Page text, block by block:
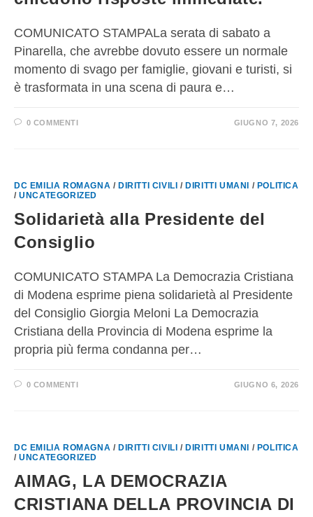
COMUNICATO STAMPALa serata di sabato a
Pinarella, che avrebbe dovuto essere un normale
momento di svago per famiglie, giovani e turisti, si
è trasformata in una scena di paura e…
0 COMMENTI GIUGNO 7, 2026
DC EMILIA ROMAGNA / DIRITTI CIVILI / DIRITTI UMANI / POLITICA
/UNCATEGORIZED
Solidarietà alla Presidente del
Consiglio
COMUNICATO STAMPA La Democrazia Cristiana
di Modena esprime piena solidarietà al Presidente
del Consiglio Giorgia Meloni La Democrazia
Cristiana della Provincia di Modena esprime la
propria più ferma condanna per…
0 COMMENTI GIUGNO 6, 2026
DC EMILIA ROMAGNA / DIRITTI CIVILI / DIRITTI UMANI / POLITICA
/UNCATEGORIZED
AIMAG, LA DEMOCRAZIA
CRISTIANA DELLA PROVINCIA DI